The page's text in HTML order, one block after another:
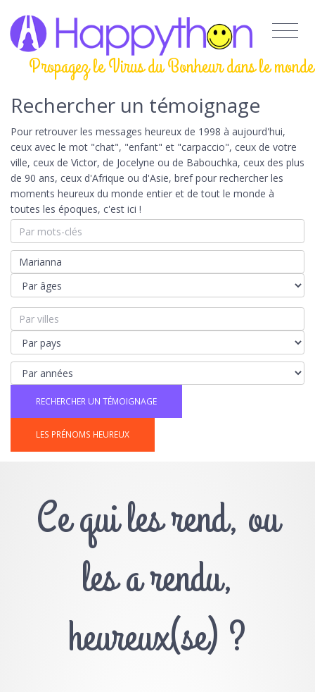
Propagez le Virus du Bonheur dans le monde
Rechercher un témoignage
Pour retrouver les messages heureux de 1998 à aujourd'hui,
ceux avec le mot "chat", "enfant" et "carpaccio", ceux de votre
ville, ceux de Victor, de Jocelyne ou de Babouchka, ceux des plus
de 90 ans, ceux d'Afrique ou d'Asie, bref pour rechercher les
moments heureux du monde entier et de tout le monde à
toutes les époques, c'est ici !
LES PRÉNOMS HEUREUX
Ce qui les rend, ou
les a rendu,
heureux(se) ?